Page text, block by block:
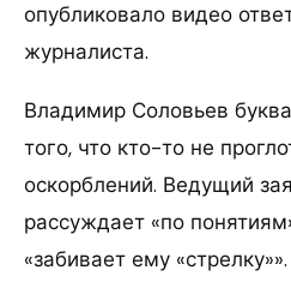
опубликовало видео
журналиста.
Владимир Соловьев
того, что кто-то не
оскорблений. Ведущий
рассуждает «по
«забивает ему